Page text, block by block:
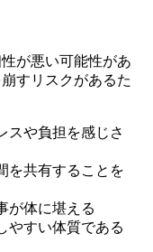
が悪い可能性があ
すリスクがあるた
スや負担を感じさ
を共有することを
が体に堪える
やすい体質である